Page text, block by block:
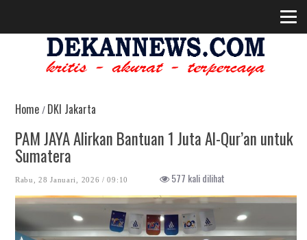
Home/DKI Jakarta
PAM JAYA Alirkan Bantuan 1 Juta Al-Qur’an untuk
Sumatera
Rabu, 28 Januari, 2026 / 09:10 577 kali dilihat